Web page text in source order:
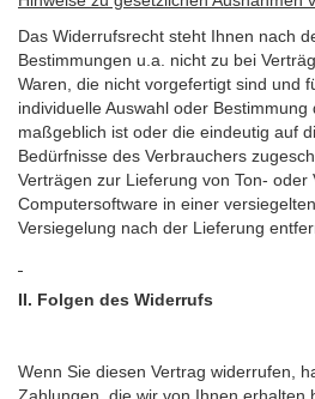
Das Widerrufsrecht steht Ihnen nach
Bestimmungen u.a. nicht zu bei
Waren, die nicht vorgefertigt sind und
individuelle Auswahl oder
maßgeblich ist oder die eindeutig auf
Bedürfnisse des Verbrauchers
Verträgen zur Lieferung von Ton-
Computersoftware in einer
Versiegelung nach der Lieferung
II. Folgen des Widerrufs
Wenn Sie diesen Vertrag widerrufen,